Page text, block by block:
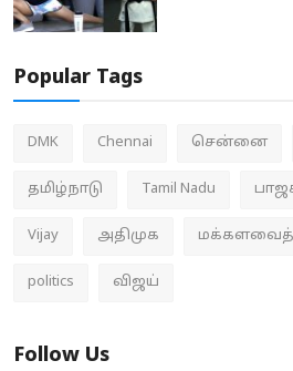
Popular Tags
DMK Chennai சென்னை
தமிழ்நாடு Tamil Nadu
Vijay அதிமுக மக்களவைத்
politics விஜய்
Follow Us